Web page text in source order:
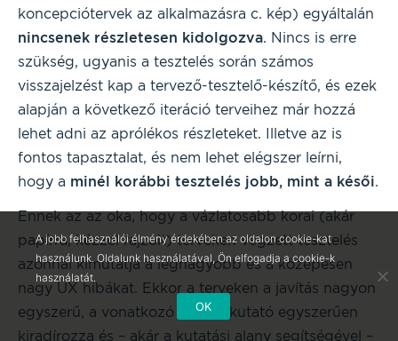
koncepciótervek az alkalmazásra c. kép) egyáltalán
nincsenek részletesen kidolgozva. Nincs is erre
szükség, ugyanis a tesztelés során számos
visszajelzést kap a tervező-tesztelő-készítő, és ezek
alapján a következő iteráció terveihez már hozzá
lehet adni az aprólékos részleteket. Illetve az is
fontos tapasztalat, és nem lehet elégszer leírni,
hogy a minél korábbi tesztelés jobb, mint a késői.
Ennek az az oka, hogy a vázlatosabb korai (akár
papírra, kézzel rajzolt) terveken végzett tesztelés
azonnal kimutatja a legnagyobb és a közepesen
nagy UX hibákat. Ekkor a terveken a javítás nagyon
egyszerű, a vonatkozó részt a kutató egyszerűen
kiradírozza és – akár a kutatási alany segítségével –
A jobb felhasználói élmény érdekében az oldalon cookie-kat
használunk. Oldalunk használatával, Ön elfogadja a cookie-k
használatát.
OK